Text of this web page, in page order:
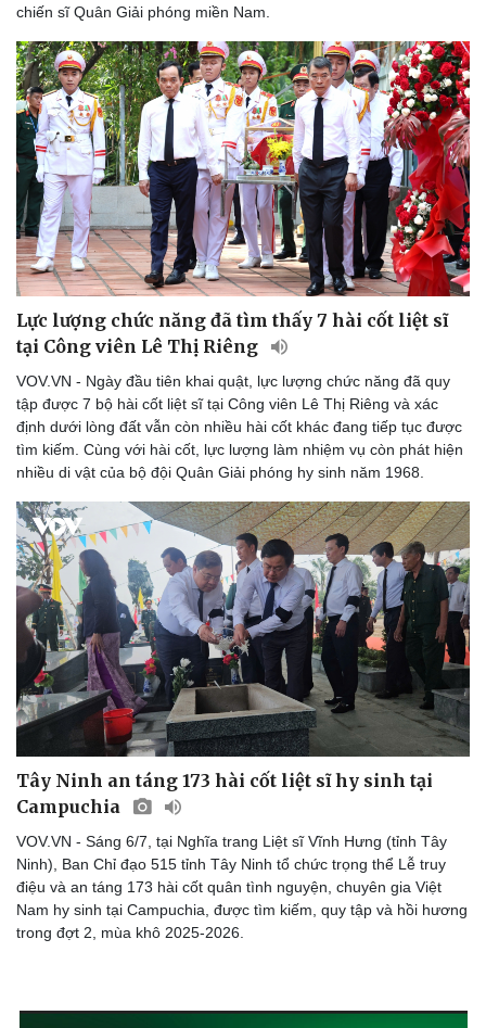
chiến sĩ Quân Giải phóng miền Nam.
Lực lượng chức năng đã tìm thấy 7 hài cốt liệt sĩ
tại Công viên Lê Thị Riêng
VOV.VN - Ngày đầu tiên khai quật, lực lượng chức năng đã quy
tập được 7 bộ hài cốt liệt sĩ tại Công viên Lê Thị Riêng và xác
định dưới lòng đất vẫn còn nhiều hài cốt khác đang tiếp tục được
tìm kiếm. Cùng với hài cốt, lực lượng làm nhiệm vụ còn phát hiện
nhiều di vật của bộ đội Quân Giải phóng hy sinh năm 1968.
Tây Ninh an táng 173 hài cốt liệt sĩ hy sinh tại
Campuchia
VOV.VN - Sáng 6/7, tại Nghĩa trang Liệt sĩ Vĩnh Hưng (tỉnh Tây
Ninh), Ban Chỉ đạo 515 tỉnh Tây Ninh tổ chức trọng thể Lễ truy
điệu và an táng 173 hài cốt quân tình nguyện, chuyên gia Việt
Nam hy sinh tại Campuchia, được tìm kiếm, quy tập và hồi hương
trong đợt 2, mùa khô 2025-2026.